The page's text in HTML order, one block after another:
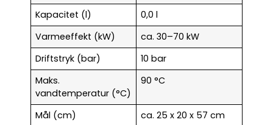
Kapacitet (l)
0,0 l
Varmeeffekt (kW)
ca. 30–70 kW
Driftstryk (bar)
10 bar
Maks.
vandtemperatur (°C)
90 °C
Mål (cm)
ca. 25 x 20 x 57 cm